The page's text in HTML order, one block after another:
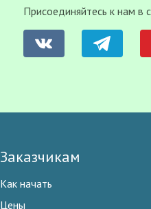
Присоединяйтесь к нам в
Заказчикам
Как начать
Цены